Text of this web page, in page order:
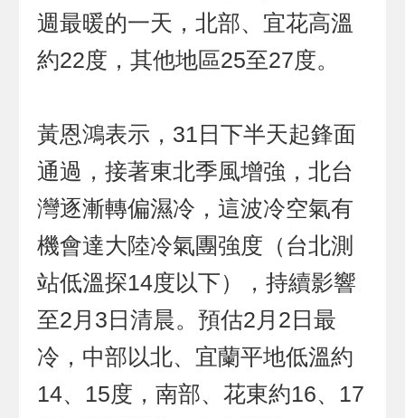
週最暖的一天，北部、宜花高溫
約22度，其他地區25至27度。
黃恩鴻表示，31日下半天起鋒面
通過，接著東北季風增強，北台
灣逐漸轉偏濕冷，這波冷空氣有
機會達大陸冷氣團強度（台北測
站低溫探14度以下），持續影響
至2月3日清晨。預估2月2日最
冷，中部以北、宜蘭平地低溫約
14、15度，南部、花東約16、17